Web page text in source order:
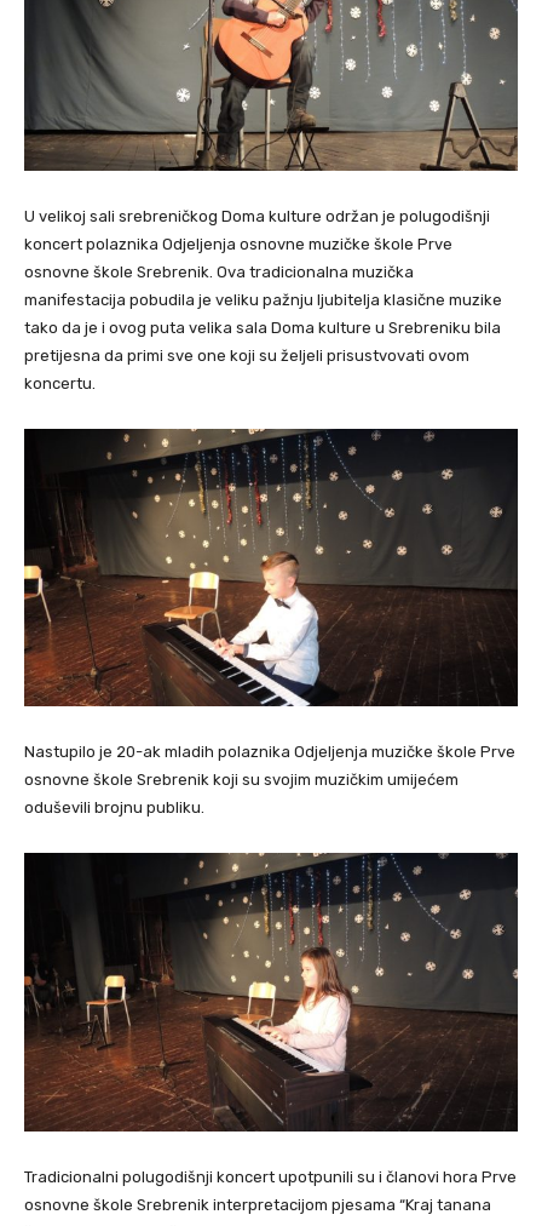
U velikoj sali srebreničkog Doma kulture održan je polugodišnji
koncert polaznika Odjeljenja osnovne muzičke škole Prve
osnovne škole Srebrenik. Ova tradicionalna muzička
manifestacija pobudila je veliku pažnju ljubitelja klasične muzike
tako da je i ovog puta velika sala Doma kulture u Srebreniku bila
pretijesna da primi sve one koji su željeli prisustvovati ovom
koncertu.
Nastupilo je 20-ak mladih polaznika Odjeljenja muzičke škole Prve
osnovne škole Srebrenik koji su svojim muzičkim umijećem
oduševili brojnu publiku.
Tradicionalni polugodišnji koncert upotpunili su i članovi hora Prve
osnovne škole Srebrenik interpretacijom pjesama “Kraj tanana